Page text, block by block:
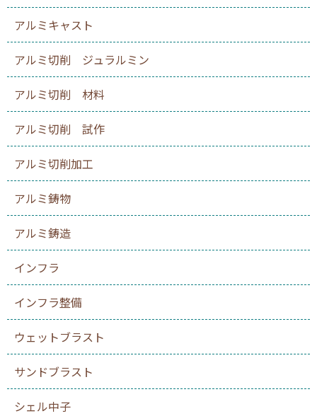
アルミキャスト
アルミ切削 ジュラルミン
アルミ切削 材料
アルミ切削 試作
アルミ切削加工
アルミ鋳物
アルミ鋳造
インフラ
インフラ整備
ウェットブラスト
サンドブラスト
シェル中子